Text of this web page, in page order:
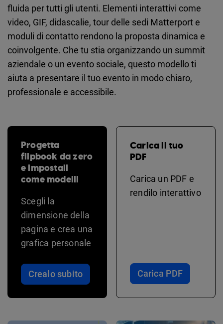
fluida per tutti gli utenti. Elementi interattivi come
video, GIF, didascalie, tour delle sedi Matterport e
moduli di contatto rendono la proposta dinamica e
coinvolgente. Che tu stia organizzando un summit
aziendale o un evento sociale, questo modello ti
aiuta a presentare il tuo evento in modo chiaro,
professionale e accessibile.
Progetta
flipbook da zero
e impostali
come modelli
Scegli la
dimensione della
pagina e crea una
grafica personale
Crealo subito
Carica il tuo
PDF
Carica un PDF e
rendilo interattivo
Carica PDF